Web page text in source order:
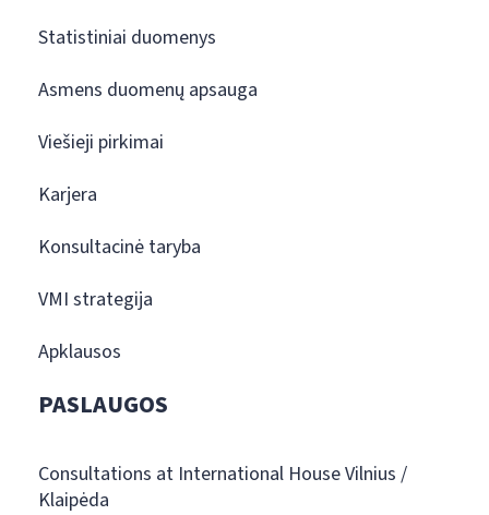
Statistiniai duomenys
Asmens duomenų apsauga
Viešieji pirkimai
Karjera
Konsultacinė taryba
VMI strategija
Apklausos
PASLAUGOS
Consultations at International House Vilnius /
Klaipėda